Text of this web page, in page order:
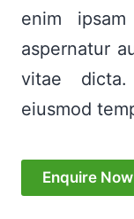
enim
aspernatur
vitae
eiusmod
Enquire Now